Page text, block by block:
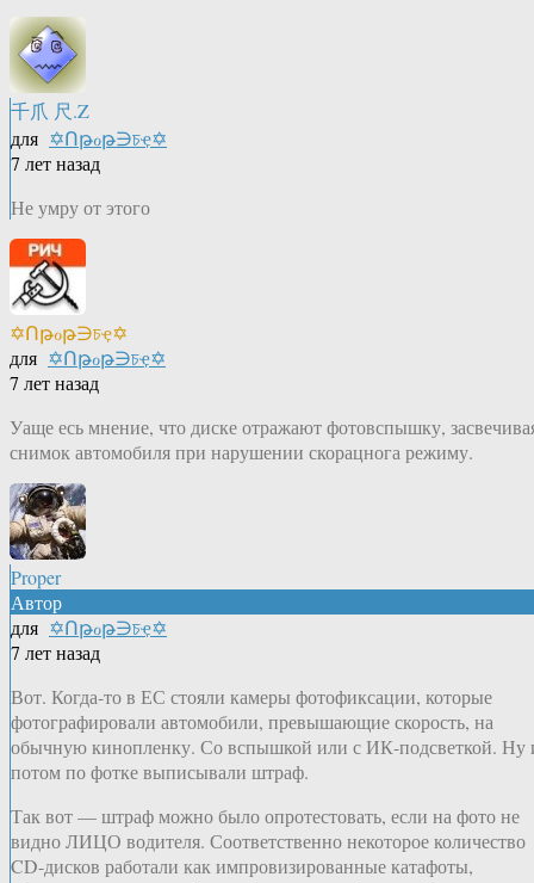
千爪 尺.Z
для ✡Ոթℴթ∋চҿ✡
7 лет назад
Не умру от этого
✡Ոթℴթ∋চҿ✡
для ✡Ոթℴթ∋চҿ✡
7 лет назад
Уаще есь мнение, что диске отражают фотовспышку,
снимок автомобиля при нарушении скорацнога режиму.
Proper
Автор
для ✡Ոթℴթ∋চҿ✡
7 лет назад
Вот. Когда-то в ЕС стояли камеры фотофиксации, которые
фотографировали автомобили, превышающие скорость, на
обычную кинопленку. Со вспышкой или с ИК-подсветкой. Ну
потом по фотке выписывали штраф.
Так вот — штраф можно было опротестовать, если на фото не
видно ЛИЦО водителя. Соответственно некоторое количество
CD-дисков работали как импровизированные катафоты,